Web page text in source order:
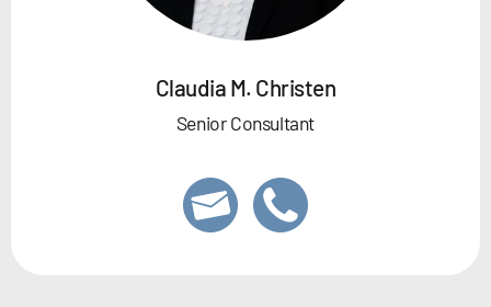
Claudia M. Christen
Senior Consultant